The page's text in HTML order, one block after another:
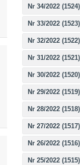
Nr 34/2022 (1524)
Nr 33/2022 (1523)
Nr 32/2022 (1522)
Nr 31/2022 (1521)
Nr 30/2022 (1520)
Nr 29/2022 (1519)
Nr 28/2022 (1518)
Nr 27/2022 (1517)
Nr 26/2022 (1516)
Nr 25/2022 (1515)